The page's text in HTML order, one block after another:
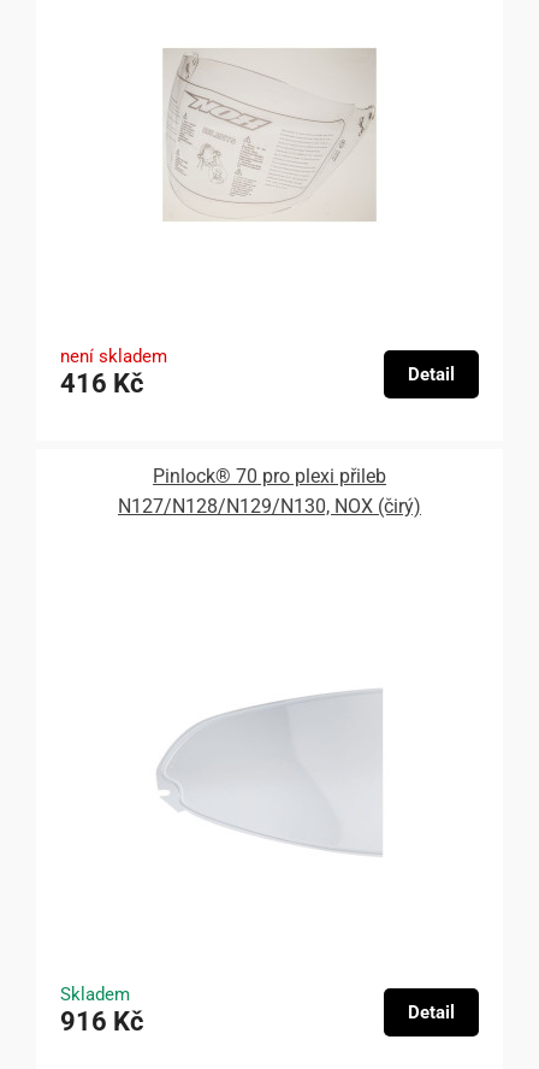
není skladem
416 Kč Detail
Pinlock® 70 pro plexi přileb
N127/N128/N129/N130, NOX (čirý)
Skladem
916 Kč Detail